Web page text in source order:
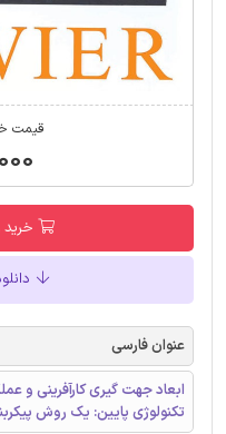
قیمت
عنوان فارسی
ابعاد جهت گیری کارآفرینی و
تکنولوژی پایین: یک روش